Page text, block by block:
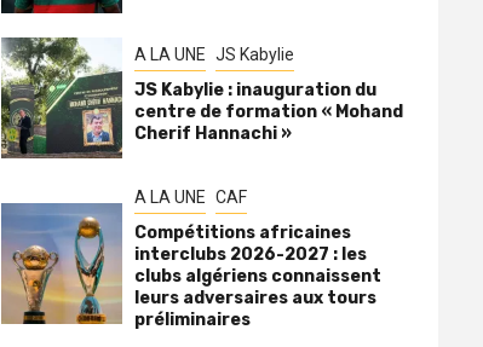
A LA UNE JS Kabylie
JS Kabylie : inauguration du
centre de formation « Mohand
Cherif Hannachi »
A LA UNE CAF
Compétitions africaines
interclubs 2026-2027 : les
clubs algériens connaissent
leurs adversaires aux tours
préliminaires